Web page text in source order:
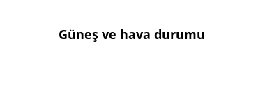
Güneş ve hava durumu